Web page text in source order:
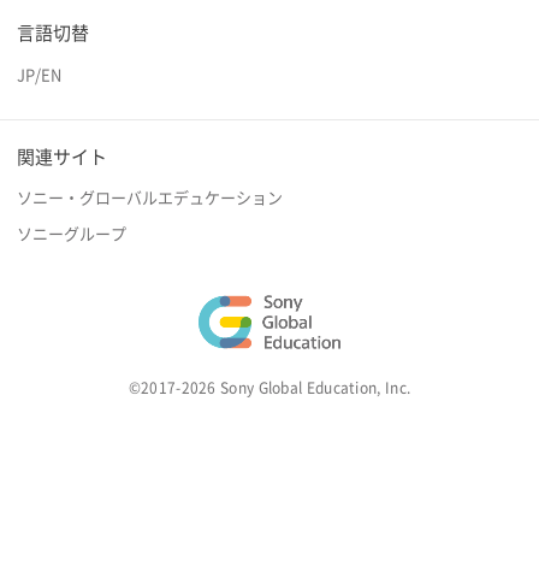
言語切替
JP/EN
関連サイト
ソニー・グローバルエデュケーション
ソニーグループ
©2017-2026 Sony Global Education, Inc.